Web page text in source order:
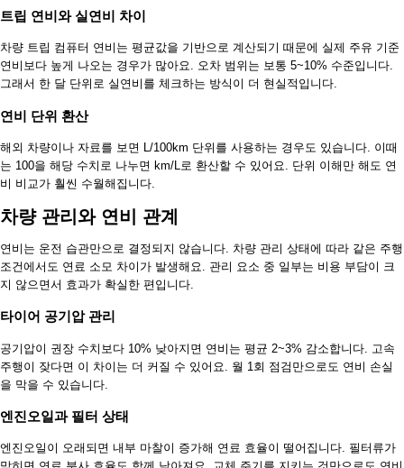
트립 연비와 실연비 차이
차량 트립 컴퓨터 연비는 평균값을 기반으로 계산되기 때문에 실제 주유 기준
연비보다 높게 나오는 경우가 많아요. 오차 범위는 보통 5~10% 수준입니다.
그래서 한 달 단위로 실연비를 체크하는 방식이 더 현실적입니다.
연비 단위 환산
해외 차량이나 자료를 보면 L/100km 단위를 사용하는 경우도 있습니다. 이때
는 100을 해당 수치로 나누면 km/L로 환산할 수 있어요. 단위 이해만 해도 연
비 비교가 훨씬 수월해집니다.
차량 관리와 연비 관계
연비는 운전 습관만으로 결정되지 않습니다. 차량 관리 상태에 따라 같은 주행
조건에서도 연료 소모 차이가 발생해요. 관리 요소 중 일부는 비용 부담이 크
지 않으면서 효과가 확실한 편입니다.
타이어 공기압 관리
공기압이 권장 수치보다 10% 낮아지면 연비는 평균 2~3% 감소합니다. 고속
주행이 잦다면 이 차이는 더 커질 수 있어요. 월 1회 점검만으로도 연비 손실
을 막을 수 있습니다.
엔진오일과 필터 상태
엔진오일이 오래되면 내부 마찰이 증가해 연료 효율이 떨어집니다. 필터류가